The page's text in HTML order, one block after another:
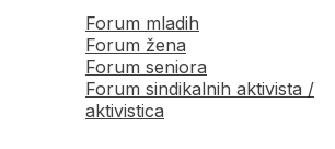
Forum mladih
Forum žena
Forum seniora
Forum sindikalnih aktivista /
aktivistica